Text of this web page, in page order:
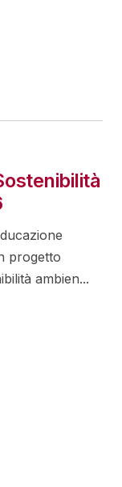
progetto
ambien...